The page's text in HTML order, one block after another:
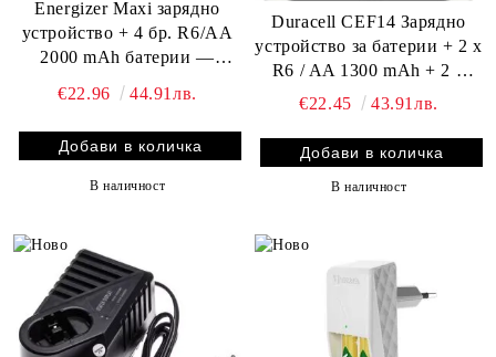
Energizer Maxi зарядно
устройство + 4 бр. R6/AA
2000 mAh батерии —
Бързо, сигурно и
ефективно зареждане!
€22.96 44.91лв.
В наличност
Duracell CEF14 Зарядно
устройство за батерии + 2 x
R6 / AA 1300 mAh + 2 x
R03 / AAA 750 mAh
€22.45 43.91лв.
В наличност